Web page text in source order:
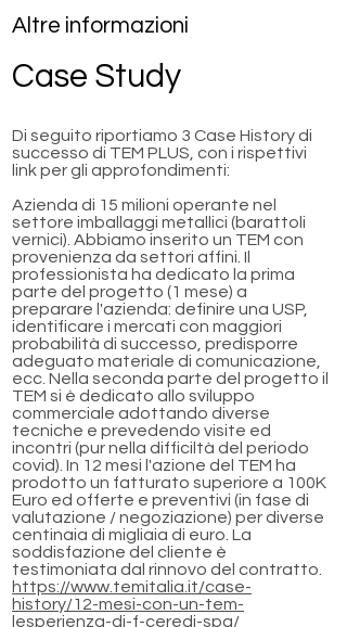
Altre informazioni
Case Study
Di seguito riportiamo 3 Case History di
successo di TEM PLUS, con i rispettivi
link per gli approfondimenti:
Azienda di 15 milioni operante nel
settore imballaggi metallici (barattoli
vernici). Abbiamo inserito un TEM con
provenienza da settori affini. Il
professionista ha dedicato la prima
parte del progetto (1 mese) a
preparare l'azienda: definire una USP,
identificare i mercati con maggiori
probabilità di successo, predisporre
adeguato materiale di comunicazione,
ecc. Nella seconda parte del progetto il
TEM si è dedicato allo sviluppo
commerciale adottando diverse
tecniche e prevedendo visite ed
incontri (pur nella difficiltà del periodo
covid). In 12 mesi l'azione del TEM ha
prodotto un fatturato superiore a 100K
Euro ed offerte e preventivi (in fase di
valutazione / negoziazione) per diverse
centinaia di migliaia di euro. La
soddisfazione del cliente è
testimoniata dal rinnovo del contratto.
https://www.temitalia.it/case-
history/12-mesi-con-un-tem-
lesperienza-di-f-ceredi-spa/